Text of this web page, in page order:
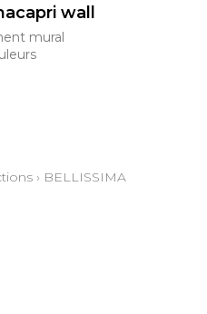
wall
mural
› BELLISSIMA